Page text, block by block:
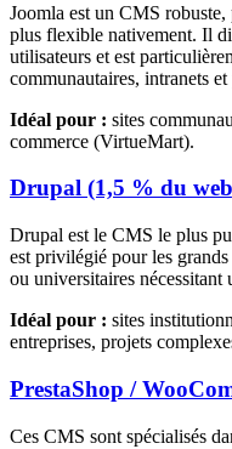
Joomla est un CMS
plus flexible nativement. Il
utilisateurs et est
communautaires, intranets
Idéal pour : sites
commerce (VirtueMart).
Drupal (1,5 % du
Drupal est le CMS le plus
est privilégié pour les
ou universitaires nécessitant
Idéal pour : sites
entreprises, projets
PrestaShop /
Ces CMS sont spécialisés